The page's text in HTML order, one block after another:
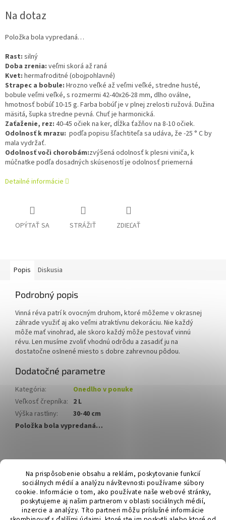
Na prispôsobenie obsahu a reklám, poskytovanie funkcií
sociálnych médií a analýzu návštevnosti používame súbory
cookie. Informácie o tom, ako používate naše webové stránky,
poskytujeme aj našim partnerom v oblasti sociálnych médií,
inzercie a analýzy. Títo partneri môžu príslušné informácie
cena:
Na dotaz
Položka bola vypredaná…
Rast: silný
Doba zrenia: veľmi skorá až raná
Kvet: hermafroditné (obojpohlavné)
Strapec a bobule: Hrozno veľké až veľmi veľké, stredne husté,
bobule veľmi veľké, s rozmermi 42-40х26-28 mm, dlho oválne,
hmotnosť bobúľ 10-15 g. Farba bobúľ je v plnej zrelosti ružová. Dužina
mäsitá, šupka stredne pevná. Chuť je harmonická.
Zaťaženie, rez: 40-45 očiek na ker, dĺžka ťažňov na 8-10 očiek.
Odolnosť k mrazu: podľa popisu šľachtiteľa sa udáva, že -25 ° C by
mala vydržať.
Odolnosť voči chorobám:zvýšená odolnosť k plesni viniča, k
múčnatke podľa dosadných skúseností je odolnosť priemerná
Detailné informácie
OPÝTAŤ SA STRÁŽIŤ ZDIEĽAŤ
Popis Diskusia
Podrobný popis
Vinná réva patrí k ovocným druhom, ktoré môžeme v okrasnej
záhrade využiť aj ako veľmi atraktívnu dekoráciu. Nie každý
môže mať vinohrad, ale skoro každý môže pestovať vinnú
révu. Len musíme zvoliť vhodnú odrôdu a zasadiť ju na
dostatočne oslnené miesto s dobre zahrevnou pôdou.
Dodatočné parametre
Kategória:
Onedlho v ponuke
Veľkosť črepníka: 2 L
Výška rastliny:
30-40 cm
Položka bola vypredaná…
á
Hurmikaki.com